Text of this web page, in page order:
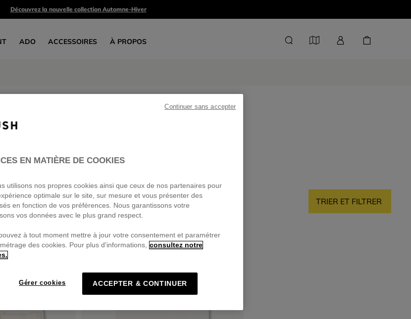
Découvrez la nouvelle collection Automne-Hiver
ADO ACCESSOIRES À PROPOS
Profitez -50% sur une sélection*
TRIER ET FILTRER
PRIX DOUX
EN MATIÈRE DE COOKIES
utilisons nos propres cookies ainsi que ceux de nos partenaires pour
optimale sur le site, sur mesure et vous présenter des
en fonction de vos préférences. Nous garantissons votre
vos données avec le plus grand respect.
à tout moment mettre à jour votre consentement et paramétrer
des cookies. Pour plus d'informations, consultez notre
Gérer cookies ACCEPTER & CONTINUER
Continuer sans accepter